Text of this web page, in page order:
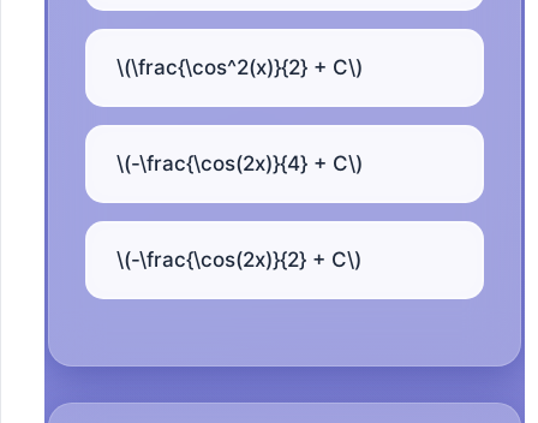
\(\frac{\cos^2(x)}{2} + C\)
\(-\frac{\cos(2x)}{4} + C\)
\(-\frac{\cos(2x)}{2} + C\)